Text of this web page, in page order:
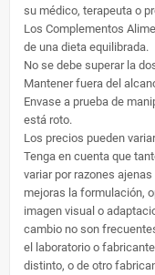
su médico, terapeuta o
Los Complementos
de una dieta equilibrada.
No se debe superar la
Mantener fuera del
Envase a prueba de
está roto.
Los precios pueden
Tenga en cuenta que
variar por razones
mejoras la formulación,
imagen visual o
cambio no son
el laboratorio o
distinto, o de otro